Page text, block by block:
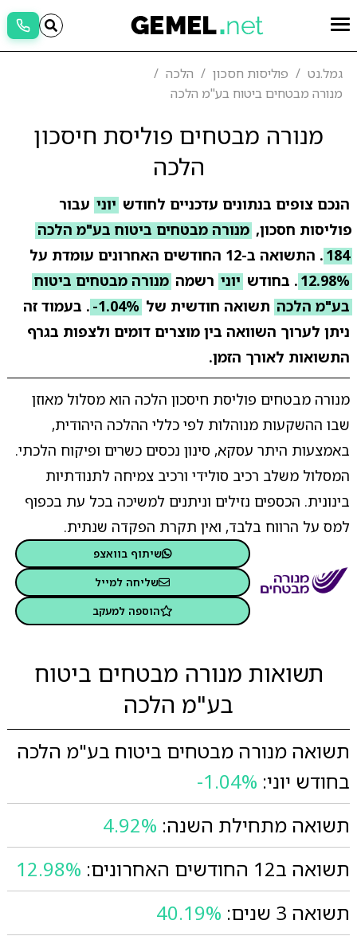
גמל.נט פוליסות חסכון
הלכה
מנורה מבטחים ביטוח בע"מ הלכה
מנורה מבטחים פוליסת חיסכון
הלכה
הנכם צופים בנתונים עדכניים לחודש יוני עבור
פוליסות חסכון, מנורה מבטחים ביטוח בע"מ הלכה
184 . התשואה ב-12 החודשים האחרונים עומדת על
12.98% . בחודש יוני רשמה מנורה מבטחים ביטוח
בע"מ הלכה תשואה חודשית של -1.04% . בעמוד זה
ניתן לערוך השוואה בין מוצרים דומים ולצפות בגרף
התשואות לאורך הזמן.
מנורה מבטחים פוליסת חיסכון הלכה הוא מסלול מאוזן
שבו ההשקעות מנוהלות לפי כללי ההלכה היהודית,
באמצעות היתר עסקא, סינון נכסים כשרים ופיקוח הלכתי.
המסלול משלב רכיב סולידי ורכיב צמיחה לתנודתיות
בינונית. הכספים נזילים וניתנים למשיכה בכל עת בכפוף
למס על הרווח בלבד, ואין תקרת הפקדה שנתית.
שיתוף בוואצפ
שליחה למייל
הוספה למעקב
תשואות מנורה מבטחים ביטוח
בע"מ הלכה
תשואה מנורה מבטחים ביטוח בע"מ הלכה
בחודש יוני: -1.04%
תשואה מתחילת השנה: 4.92%
תשואה ב12 החודשים האחרונים:
12.98%
תשואה 3 שנים:
40.19%